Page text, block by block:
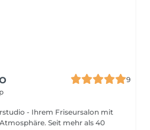
9
- Ihrem Friseursalon mit